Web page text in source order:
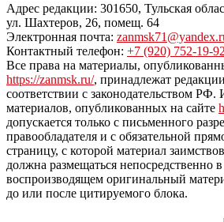
Адрес редакции: 301650, Тульская
ул. Шахтеров, 26, помещ. 64
Электронная почта:
Контактный телефон: +7 (920) 752-19-92
Все права на материалы,
https://zanmsk.ru/, принадлежат
соответствии с законодательством РФ.
материалов, опубликованных на сайте
допускается только с письменного
правообладателя и с обязательной
страницу, с которой материал
должна размещаться непосредственно в
воспроизводящем оригинальный
до или после цитируемого блока.